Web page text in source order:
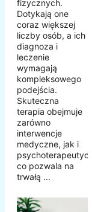
fizycznych.
Dotykają one
coraz większej
liczby osób, a ich
diagnoza i
leczenie
wymagają
kompleksowego
podejścia.
Skuteczna
terapia obejmuje
zarówno
interwencje
medyczne, jak i
co pozwala na
trwałą ...